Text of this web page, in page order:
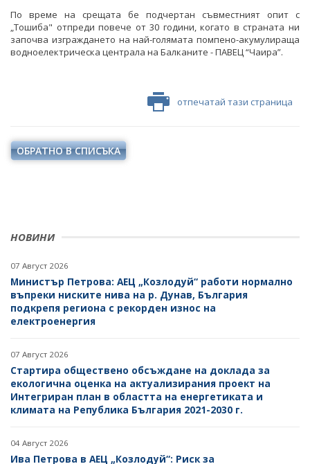
НОВИНИ
07 Август 2026
Министър Петрова: АЕЦ „Козлодуй“ работи нормално
въпреки ниските нива на р. Дунав, България
подкрепя региона с рекорден износ на
електроенергия
07 Август 2026
Стартира обществено обсъждане на доклада за
екологична оценка на актуализирания проект на
Интегриран план в областта на енергетиката и
климата на Република България 2021-2030 г.
04 Август 2026
Ива Петрова в АЕЦ „Козлодуй“: Риск за
По време на срещата бе подчертан съвместният опит с
„Тошиба" отпреди повече от 30 години, когато в страната ни
започва изграждането на най-голямата помпено-акумулираща
водноелектрическа централа на Балканите - ПАВЕЦ “Чаира”.
отпечатай тази страница
ОБРАТНО В СПИСЪКА